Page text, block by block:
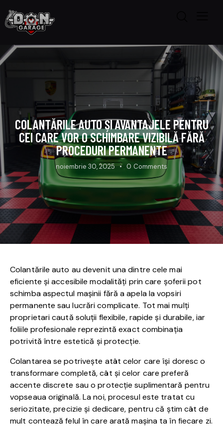
COLANTĂRILE AUTO ȘI AVANTAJELE PENTRU
CEI CARE VOR O SCHIMBARE VIZIBILĂ FĂRĂ
PROCEDURI PERMANENTE
noiembrie 30, 2025 0 Comments
Colantările auto au devenit una dintre cele mai
eficiente și accesibile modalități prin care șoferii pot
schimba aspectul mașinii fără a apela la vopsiri
permanente sau lucrări complicate. Tot mai mulți
proprietari caută soluții flexibile, rapide și durabile, iar
foliile profesionale reprezintă exact combinația
potrivită între estetică și protecție.
Colantarea se potrivește atât celor care își doresc o
transformare completă, cât și celor care preferă
accente discrete sau o protecție suplimentară pentru
vopseaua originală. La noi, procesul este tratat cu
seriozitate, precizie și dedicare, pentru că știm cât de
mult contează felul în care arată mașina ta în fiecare zi.